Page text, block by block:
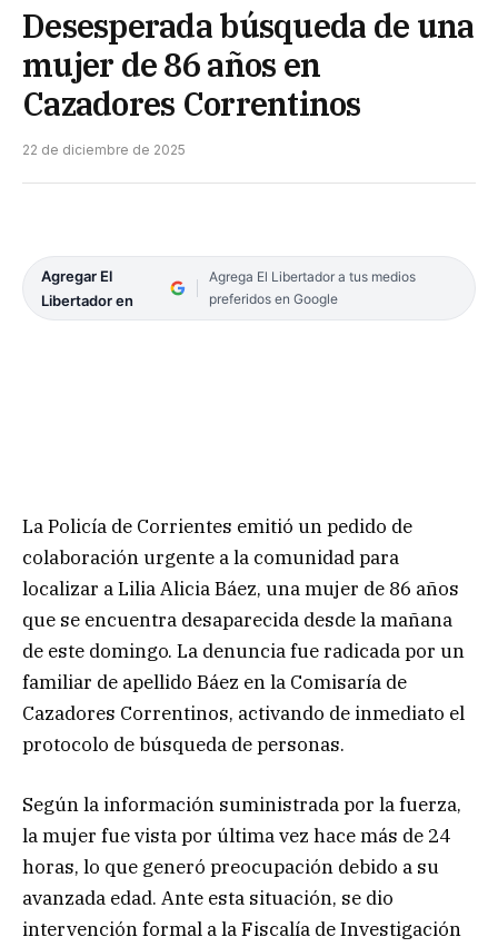
Desesperada búsqueda de una
mujer de 86 años en
Cazadores Correntinos
22 de diciembre de 2025
Agregar El
Libertador en
Agrega El Libertador a tus medios
preferidos en Google
La Policía de Corrientes emitió un pedido de
colaboración urgente a la comunidad para
localizar a Lilia Alicia Báez, una mujer de 86 años
que se encuentra desaparecida desde la mañana
de este domingo. La denuncia fue radicada por un
familiar de apellido Báez en la Comisaría de
Cazadores Correntinos, activando de inmediato el
protocolo de búsqueda de personas.
Según la información suministrada por la fuerza,
la mujer fue vista por última vez hace más de 24
horas, lo que generó preocupación debido a su
avanzada edad. Ante esta situación, se dio
intervención formal a la Fiscalía de Investigación